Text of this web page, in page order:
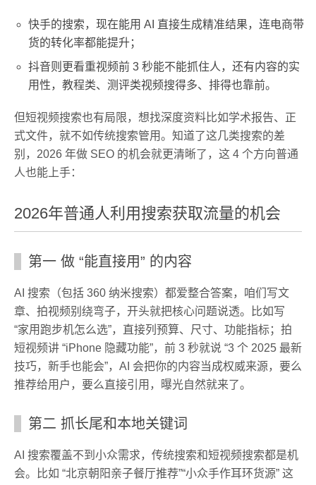
快手的搜索，现在能用 AI 直接生成精准结果，连电商带
货的转化率都能提升；
抖音则更看重视频前 3 秒能不能抓住人，还有内容的实
用性，教程类、测评类视频搜得多、排得也靠前。
但短视频搜索也有局限，想找深度资料比如学术报告、正
式文件，就不如传统搜索管用。知道了这几类搜索的差
别，2026 年做 SEO 的机会就更清晰了，这 4 个方向普通
人也能上手：
2026年普通人利用搜索获取流量的机会
第一 做 “能直接用” 的内容
AI 搜索（包括 360 纳米搜索）都爱整合答案，咱们写文
章、拍视频别绕弯子，开头就把核心问题说透。比如写
“家用跑步机怎么选”，直接列预算、尺寸、功能指标；拍
短视频讲 “iPhone 隐藏功能”，前 3 秒就说 “3 个 2025 最新
技巧，新手也能会”，AI 会把你的内容当成权威来源，要么
推荐给用户，要么直接引用，曝光自然就来了。
第二 抓长尾和本地关键词
AI 搜索覆盖不到小众需求，传统搜索和短视频搜索都是机
会。比如 “北京朝阳亲子餐厅推荐”“小众手作耳环货源” 这